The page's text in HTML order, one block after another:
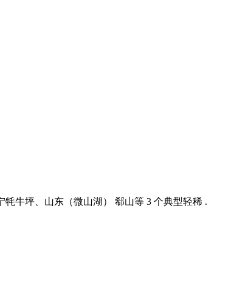
牛坪、山东（微山湖） 郗山等 3 个典型轻稀 .